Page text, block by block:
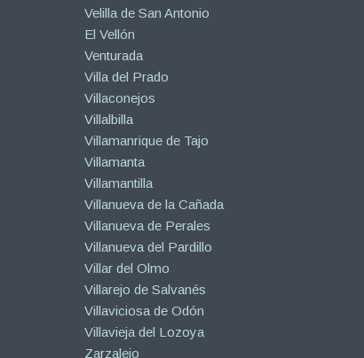
Velilla de San Antonio
El Vellón
Venturada
Villa del Prado
Villaconejos
Villalbilla
Villamanrique de Tajo
Villamanta
Villamantilla
Villanueva de la Cañada
Villanueva de Perales
Villanueva del Pardillo
Villar del Olmo
Villarejo de Salvanés
Villaviciosa de Odón
Villavieja del Lozoya
Zarzalejo